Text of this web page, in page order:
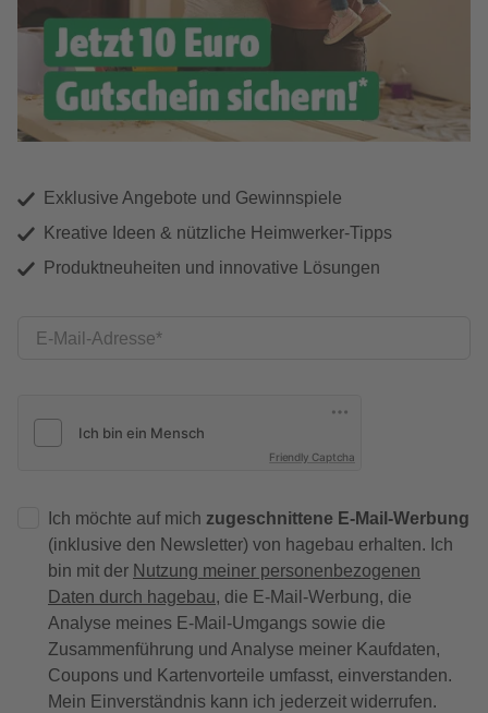
Exklusive Angebote und Gewinnspiele
Kreative Ideen & nützliche Heimwerker-Tipps
Produktneuheiten und innovative Lösungen
E-Mail-Adresse
Friendly Captcha
Ich möchte auf mich zugeschnittene E-Mail-Werbung
(inklusive den Newsletter) von hagebau erhalten. Ich
bin mit der Nutzung meiner personenbezogenen
Daten durch hagebau, die E-Mail-Werbung, die
Analyse meines E-Mail-Umgangs sowie die
Zusammenführung und Analyse meiner Kaufdaten,
Coupons und Kartenvorteile umfasst, einverstanden.
Mein Einverständnis kann ich jederzeit widerrufen.